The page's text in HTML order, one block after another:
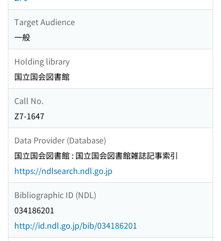
Target Audience
一般
Holding library
国立国会図書館
Call No.
Z7-1647
Data Provider (Database)
国立国会図書館 : 国立国会図書館雑誌記事索引
https://ndlsearch.ndl.go.jp
Bibliographic ID (NDL)
034186201
http://id.ndl.go.jp/bib/034186201